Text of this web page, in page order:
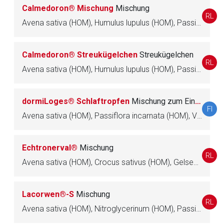
Calmedoron® Mischung Mischung
Avena sativa (HOM), Humulus lupulus (HOM), Passiflora incarnata (HOM), Valeriana officinalis (HOM), Coffea arabica (HOM)
RL
Calmedoron® Streukügelchen Streukügelchen
Avena sativa (HOM), Humulus lupulus (HOM), Passiflora incarnata (HOM), Valeriana officinalis (HOM), Coffea arabica (HOM)
RL
dormiLoges® Schlaftropfen Mischung zum Einnehmen
Avena sativa (HOM), Passiflora incarnata (HOM), Valeriana officinalis (HOM)
FI
Echtronerval® Mischung
Avena sativa (HOM), Crocus sativus (HOM), Gelsemium sempervirens (HOM), Hypericum perforatum (HOM), Myristica fragrans (HOM), Passiflora incarnata (HOM)
RL
Lacorwen®-S Mischung
Avena sativa (HOM), Nitroglycerinum (HOM), Passiflora incarnata (HOM), Valeriana officinalis (HOM)
RL
Seite. Für die Inhalte der externen Web-Seite ist deren
Betreiber verantwortlich. Ebenso gelten dort ggf. andere
Datenschutzbestimmungen.
Zurück zur rote-liste.de Zur Seite